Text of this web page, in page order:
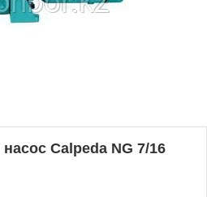
Calpeda NG 7/16